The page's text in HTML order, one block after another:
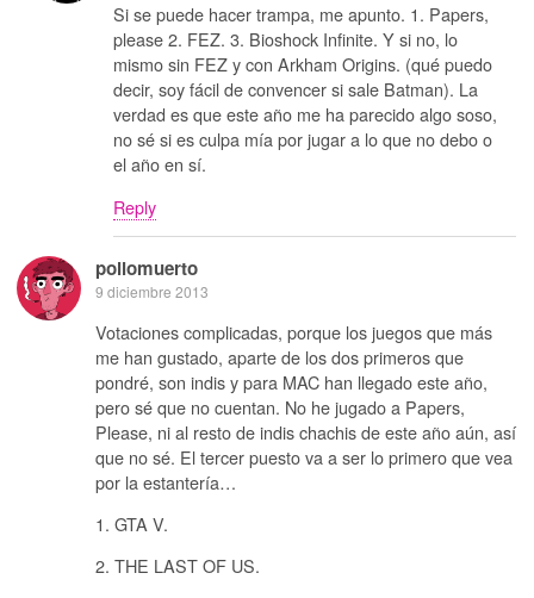
Si se puede hacer trampa, me apunto. 1. Papers,
please 2. FEZ. 3. Bioshock Infinite. Y si no, lo
mismo sin FEZ y con Arkham Origins. (qué puedo
decir, soy fácil de convencer si sale Batman). La
verdad es que este año me ha parecido algo soso,
no sé si es culpa mía por jugar a lo que no debo o
el año en sí.
Reply
pollomuerto
9 diciembre 2013
Votaciones complicadas, porque los juegos que más
me han gustado, aparte de los dos primeros que
pondré, son indis y para MAC han llegado este año,
pero sé que no cuentan. No he jugado a Papers,
Please, ni al resto de indis chachis de este año aún, así
que no sé. El tercer puesto va a ser lo primero que vea
por la estantería…
1. GTA V.
2. THE LAST OF US.